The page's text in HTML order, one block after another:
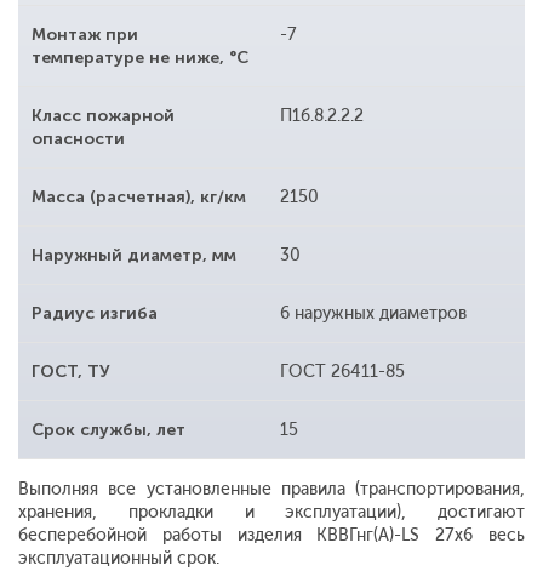
Монтаж при
температуре не ниже, °С
-7
Класс пожарной
опасности
П1б.8.2.2.2
Масса (расчетная), кг/км 2150
Наружный диаметр, мм 30
Радиус изгиба 6 наружных диаметров
ГОСТ, ТУ ГОСТ 26411-85
Срок службы, лет 15
Выполняя все установленные правила (транспортирования,
хранения, прокладки и эксплуатации), достигают
бесперебойной работы изделия КВВГнг(А)-LS 27х6 весь
эксплуатационный срок.